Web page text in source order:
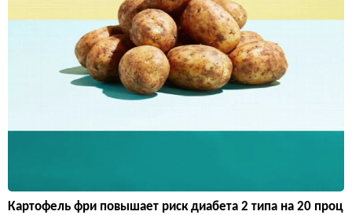
Картофель фри повышает риск диабета 2 типа на 20 проц